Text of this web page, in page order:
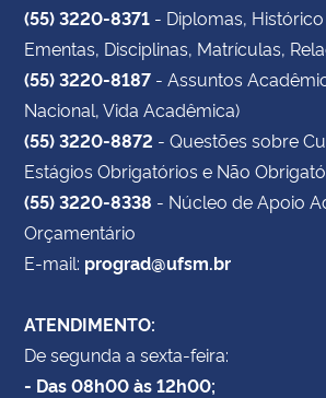
(55) 3220-8371 - Diplomas,
Ementas, Disciplinas, Matrículas,
(55) 3220-8187 - Assuntos
Nacional, Vida Acadêmica)
(55) 3220-8872 - Questões sobre
Estágios Obrigatórios e Não
(55) 3220-8338 - Núcleo de Apoio
Orçamentário
E-mail: prograd@ufsm.br
ATENDIMENTO:
De segunda a sexta-feira:
- Das 08h00 às 12h00;